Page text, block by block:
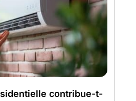
contribue-t-